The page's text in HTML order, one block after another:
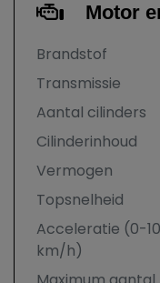
Motor
Brandstof
Transmissie
Aantal cilinders
Cilinderinhoud
Vermogen
Topsnelheid
Acceleratie (0-
km/h)